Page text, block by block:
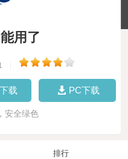
用了
载 PC下载
安全绿色
排行